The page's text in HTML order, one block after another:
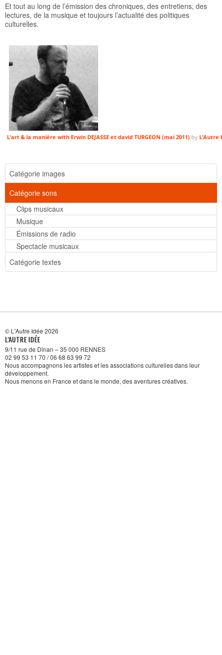
Et tout au long de l’émission des chroniques, des entretiens, des
lectures, de la musique et toujours l’actualité des politiques
culturelles.
L’art & la manière with Erwin DEJASSE et david TURGEON (mai 2011) by L’Autre
Catégorie images
Catégorie sons
Clips musicaux
Musique
Émissions de radio
Spectacle musicaux
Catégorie textes
© L'Autre Idée 2026
L'AUTRE IDÉE
9/11 rue de Dinan – 35 000 RENNES
02 99 53 11 70 / 06 68 63 99 72
Nous accompagnons les artistes et les associations culturelles dans leur
développement.
Nous menons en France et dans le monde, des aventures créatives.